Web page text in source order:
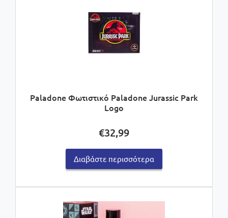
Paladone Φωτιστικό Paladone Jurassic Park
Logo
€32,99
Διαβάστε περισσότερα